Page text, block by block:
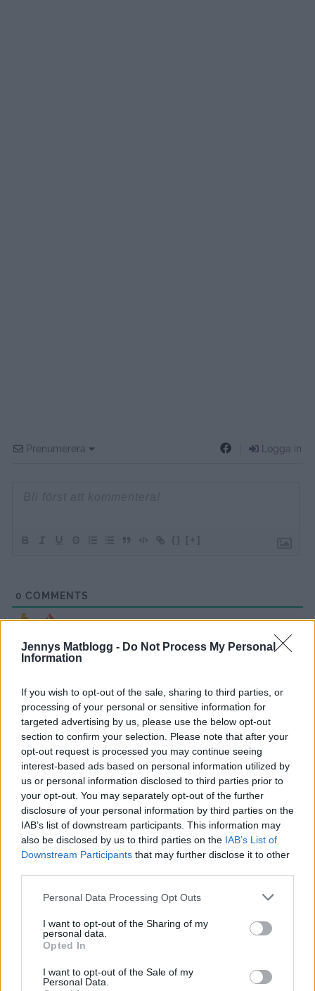
Jennys Matblogg - Do Not Process My Personal
Information
If you wish to opt-out of the sale, sharing to third parties, or
processing of your personal or sensitive information for
targeted advertising by us, please use the below opt-out
section to confirm your selection. Please note that after your
opt-out request is processed you may continue seeing
interest-based ads based on personal information utilized by
us or personal information disclosed to third parties prior to
your opt-out. You may separately opt-out of the further
disclosure of your personal information by third parties on the
IAB’s list of downstream participants. This information may
also be disclosed by us to third parties on the IAB’s List of
Downstream Participants that may further disclose it to other
Personal Data Processing Opt Outs
I want to opt-out of the Sharing of my
personal data.
Opted In
I want to opt-out of the Sale of my
Personal Data.
Prenumerera Logga in
{} [+]
0 COMMENTS
TOMTELATTE
Tomtelatte eller pepparkakslatte ?
Denna är supergod, och värmer upp vilken kylig